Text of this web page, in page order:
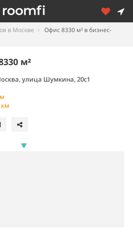
в Москве
Офис 8330 м² в бизнес-
м²
улица Шумкина, 20с1
км